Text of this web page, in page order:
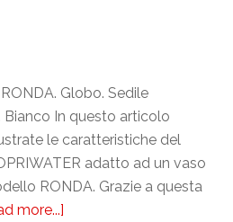
Globo. Sedile
Bianco In questo articolo
le caratteristiche del
adatto ad un vaso
RONDA. Grazie a questa
more...]